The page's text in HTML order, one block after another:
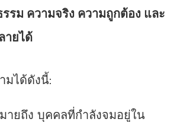
รม ความจริง ความถูกต้อง และ
ายได้
มได้ดังนี้:
ายถึง บุคคลที่กำลังจมอยู่ใน